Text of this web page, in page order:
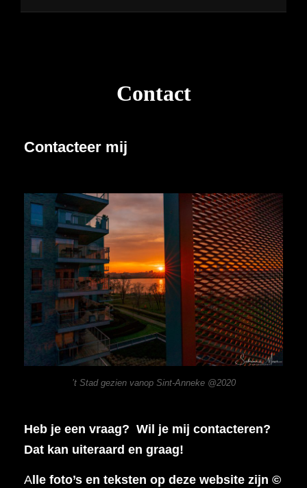
Contact
Contacteer mij
’t Stad gezien vanop Sint-Anneke @2020
Heb je een vraag? Wil je mij contacteren?
Dat kan uiteraard en graag!
A lle foto’s en teksten op deze website zijn ©